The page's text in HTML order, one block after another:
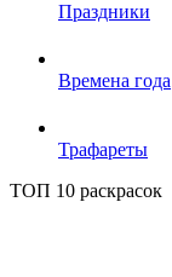
Праздники
Времена года
Трафареты
ТОП 10 раскрасок